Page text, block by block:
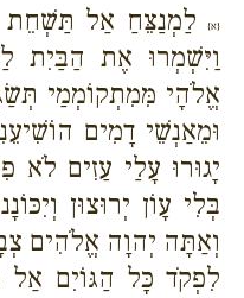
{א}
לַמְנַצֵּחַ אַל תַּשְׁחֵת
וַיִּשְׁמְרוּ אֶת הַבַּיִת
אֱלֹהָי מִּמִתְקוֹמְמַי
וּמֵאַנְשֵׁי דָמִים
יָגוּרוּ עָלַי עַזִים
בְּלִי עָוֹן יְרוּצוּן
וְאַתָּה יְהוָה אֱלֹהִים
לִפְקֹד כָּל הַגּוֹיִם אַל